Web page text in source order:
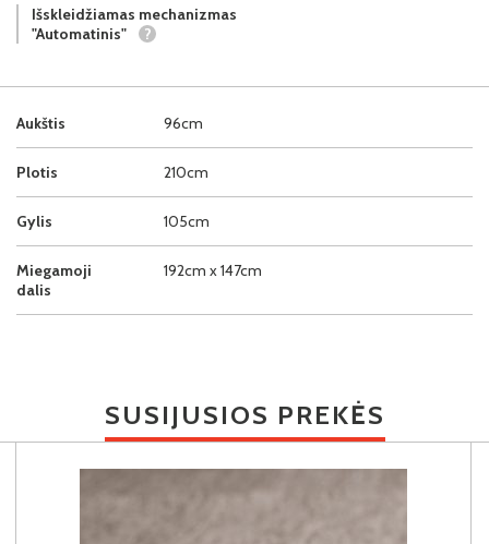
Aukštis 96cm
Plotis 210cm
Gylis 105cm
Miegamoji
dalis
192cm x 147cm
Išskleidžiamas mechanizmas
"Automatinis"
?
SUSIJUSIOS PREKĖS